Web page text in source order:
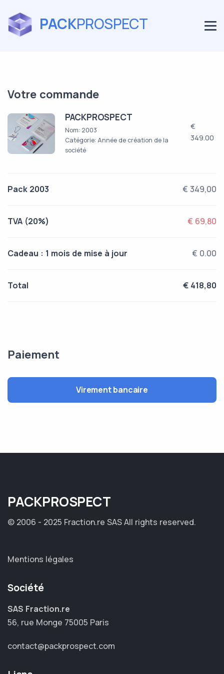
PACKPROSPECT
Votre commande
PACKPROSPECT
Nom: 2003
Catégorie: Année de création de la
société
€
349.00
Pack 2003 € 349,00
TVA (20%) € 69,80
Cadeau : 1 mois de mise à jour € 0.00
Total € 418,80
Paiement
Virement bancaire
PACKPROSPECT
© 2006 - 2025 Fraction.re SASAll rights reserved.
Mentions légales
Société
SAS Fraction.re
56, rue Monge 75005 Paris
contact@packprospect.com